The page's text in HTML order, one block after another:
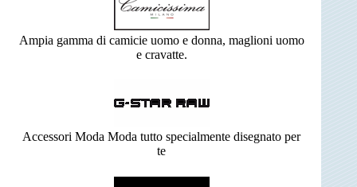
Ampia gamma di camicie uomo e donna, maglioni uomo
e cravatte.
Accessori Moda Moda tutto specialmente disegnato per
te